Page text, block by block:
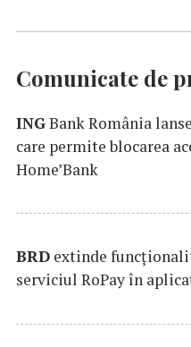
Comunicate de
INGBank România
care permite blocarea
Home’Bank
BRD extinde
serviciul RoPay în